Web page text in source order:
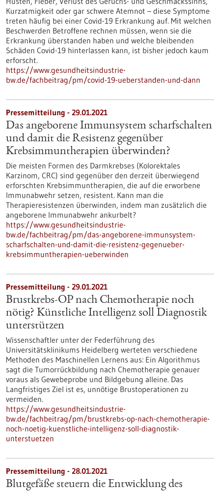
Kurzatmigkeit oder gar schwere Atemnot – diese Symptome
treten häufig bei einer Covid-19 Erkrankung auf. Mit welchen
Beschwerden Betroffene rechnen müssen, wenn sie die
Erkrankung überstanden haben und welche bleibenden
Schäden Covid-19 hinterlassen kann, ist bisher jedoch kaum
erforscht.
https://www.gesundheitsindustrie-
bw.de/fachbeitrag/pm/covid-19-ueberstanden-und-dann
Pressemitteilung - 29.01.2021
Das angeborene Immunsystem scharfschalten
und damit die Resistenz gegenüber
Krebsimmuntherapien überwinden?
Die meisten Formen des Darmkrebses (Kolorektales
Karzinom, CRC) sind gegenüber den derzeit überwiegend
erforschten Krebsimmuntherapien, die auf die erworbene
Immunabwehr setzen, resistent. Kann man die
Therapieresistenzen überwinden, indem man zusätzlich die
angeborene Immunabwehr ankurbelt?
https://www.gesundheitsindustrie-
bw.de/fachbeitrag/pm/das-angeborene-immunsystem-
scharfschalten-und-damit-die-resistenz-gegenueber-
krebsimmuntherapien-ueberwinden
Pressemitteilung - 29.01.2021
Brustkrebs-OP nach Chemotherapie noch
nötig? Künstliche Intelligenz soll Diagnostik
unterstützen
Wissenschaftler unter der Federführung des
Universitätsklinikums Heidelberg werteten verschiedene
Methoden des Maschinellen Lernens aus: Ein Algorithmus
sagt die Tumorrückbildung nach Chemotherapie genauer
voraus als Gewebeprobe und Bildgebung alleine. Das
Langfristiges Ziel ist es, unnötige Brustoperationen zu
vermeiden.
https://www.gesundheitsindustrie-
bw.de/fachbeitrag/pm/brustkrebs-op-nach-chemotherapie-
noch-noetig-kuenstliche-intelligenz-soll-diagnostik-
unterstuetzen
Pressemitteilung - 28.01.2021
Blutgefäße steuern die Entwicklung des